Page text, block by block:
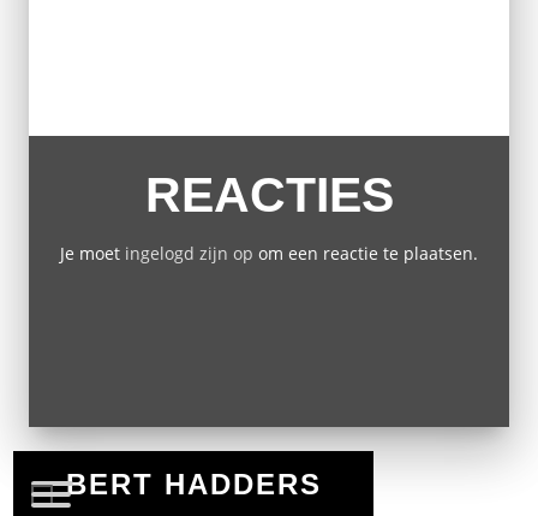
REACTIES
Je moet ingelogd zijn op om een reactie te plaatsen.